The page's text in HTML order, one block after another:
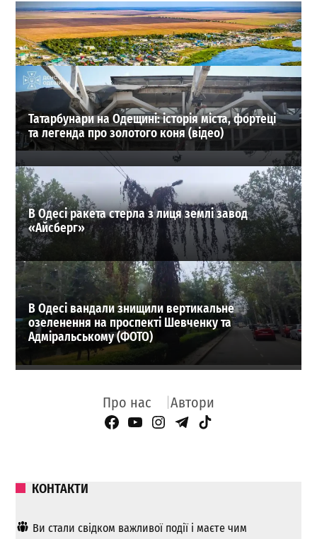
Сенсація на Приморському бульварі: археологи
Одеси знайшли одну з веж Османського замку
Хаджибей
0
03.08.2026
ВИБІР РЕДАКЦІЇ
Татарбунари на Одещині: історія міста, фортеці
та легенда про золотого коня (відео)
В Одесі ракета стерла з лиця землі завод
«Айсберг»
В Одесі вандали знищили вертикальне
озеленення на проспекті Шевченку та
Адміральському (ФОТО)
Про нас Автори
Facebook Page
YouTube
Instagram
Telegram
TikTok
КОНТАКТИ
Ви стали свідком важливої ​​події і маєте чим